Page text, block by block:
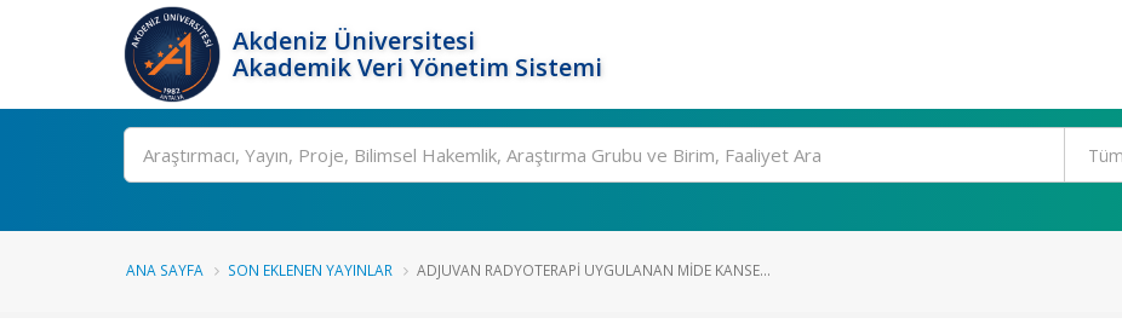
Akdeniz Üniversitesi
Akademik Veri Yönetim Sistemi
Ara
ANA SAYFA SON EKLENEN YAYINLAR ADJUVAN RADYOTERAPI UYGULANAN MIDE KANSE...